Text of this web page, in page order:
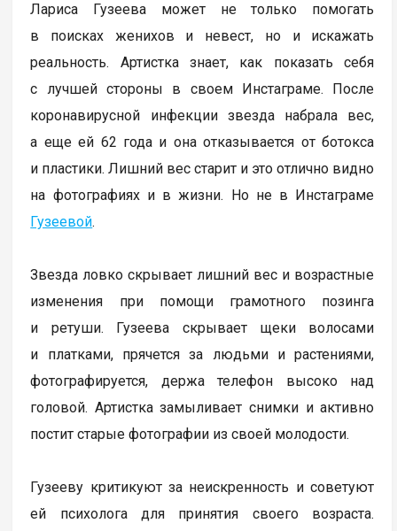
Лариса Гузеева может не только помогать
в поисках женихов и невест, но и искажать
реальность. Артистка знает, как показать себя
с лучшей стороны в своем Инстаграме. После
коронавирусной инфекции звезда набрала вес,
а еще ей 62 года и она отказывается от ботокса
и пластики. Лишний вес старит и это отлично видно
на фотографиях и в жизни. Но не в Инстаграме
Гузеевой.
Звезда ловко скрывает лишний вес и возрастные
изменения при помощи грамотного позинга
и ретуши. Гузеева скрывает щеки волосами
и платками, прячется за людьми и растениями,
фотографируется, держа телефон высоко над
головой. Артистка замыливает снимки и активно
постит старые фотографии из своей молодости.
Гузееву критикуют за неискренность и советуют
ей психолога для принятия своего возраста.